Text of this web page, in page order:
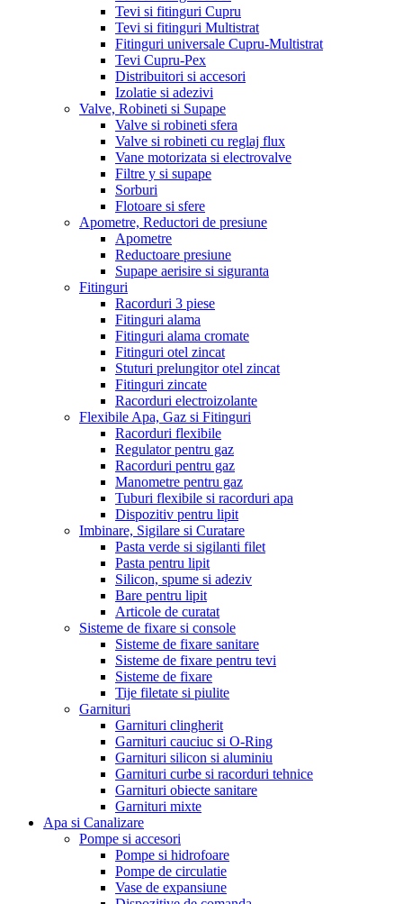
Tevi si fitinguri Cupru
Tevi si fitinguri Multistrat
Fitinguri universale Cupru-Multistrat
Tevi Cupru-Pex
Distribuitori si accesori
Izolatie si adezivi
Valve, Robineti si Supape
Valve si robineti sfera
Valve si robineti cu reglaj flux
Vane motorizata si electrovalve
Filtre y si supape
Sorburi
Flotoare si sfere
Apometre, Reductori de presiune
Apometre
Reductoare presiune
Supape aerisire si siguranta
Fitinguri
Racorduri 3 piese
Fitinguri alama
Fitinguri alama cromate
Fitinguri otel zincat
Stuturi prelungitor otel zincat
Fitinguri zincate
Racorduri electroizolante
Flexibile Apa, Gaz si Fitinguri
Racorduri flexibile
Regulator pentru gaz
Racorduri pentru gaz
Manometre pentru gaz
Tuburi flexibile si racorduri apa
Dispozitiv pentru lipit
Imbinare, Sigilare si Curatare
Pasta verde si sigilanti filet
Pasta pentru lipit
Silicon, spume si adeziv
Bare pentru lipit
Articole de curatat
Sisteme de fixare si console
Sisteme de fixare sanitare
Sisteme de fixare pentru tevi
Sisteme de fixare
Tije filetate si piulite
Garnituri
Garnituri clingherit
Garnituri cauciuc si O-Ring
Garnituri silicon si aluminiu
Garnituri curbe si racorduri tehnice
Garnituri obiecte sanitare
Garnituri mixte
Apa si Canalizare
Pompe si accesori
Pompe si hidrofoare
Pompe de circulatie
Vase de expansiune